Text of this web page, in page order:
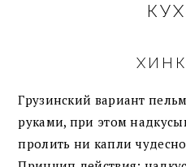
Грузинский вариант
руками, при этом
пролить ни капли